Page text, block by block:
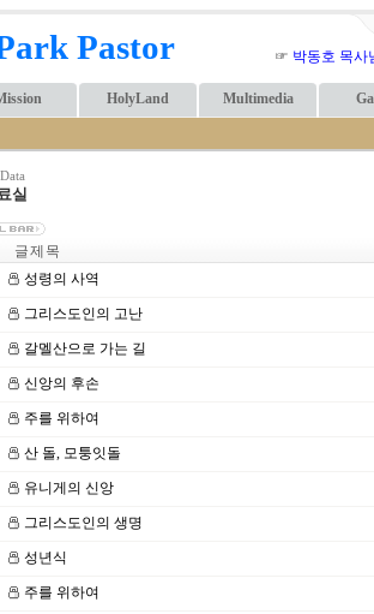
Pastor
☞ 박동호 목사
HolyLand Multimedia
실
글 제 목
성령의 사역
그리스도인의 고난
갈멜산으로 가는 길
신앙의 후손
주를 위하여
산 돌, 모퉁잇돌
유니게의 신앙
그리스도인의 생명
성년식
주를 위하여